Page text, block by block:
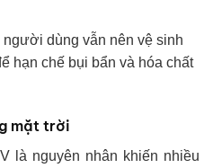
dùng vẫn nên vệ sinh
hạn chế bụi bẩn và hóa chất
mặt trời
là nguyên nhân khiến nhiều